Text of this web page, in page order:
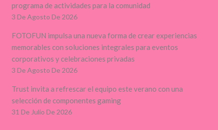
programa de actividades para la comunidad
3 De Agosto De 2026
FOTOFUN impulsa una nueva forma de crear experiencias
memorables con soluciones integrales para eventos
corporativos y celebraciones privadas
3 De Agosto De 2026
Trust invita a refrescar el equipo este verano con una
selección de componentes gaming
31 De Julio De 2026